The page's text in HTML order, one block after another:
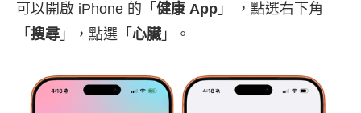
可以開啟 iPhone 的「 健康 App 」 ，點選右下角
「 搜尋 」，點選「 心臟」。